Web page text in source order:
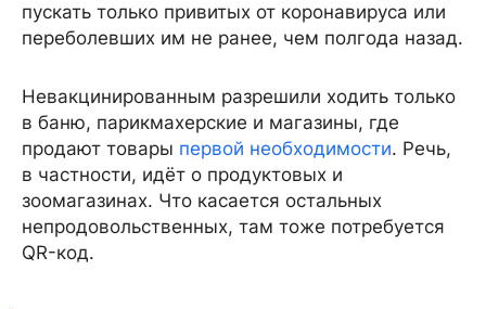
пускать только привитых от коронавируса или
переболевших им не ранее, чем полгода назад.
Невакцинированным разрешили ходить только
в баню, парикмахерские и магазины, где
продают товары первой необходимости. Речь,
в частности, идёт о продуктовых и
зоомагазинах. Что касается остальных
непродовольственных, там тоже потребуется
QR-код.